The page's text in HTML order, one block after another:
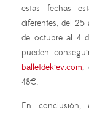
estas fechas
diferentes; del
de octubre al 4
pueden
balletdekiev.com,
48€.
En conclusión,